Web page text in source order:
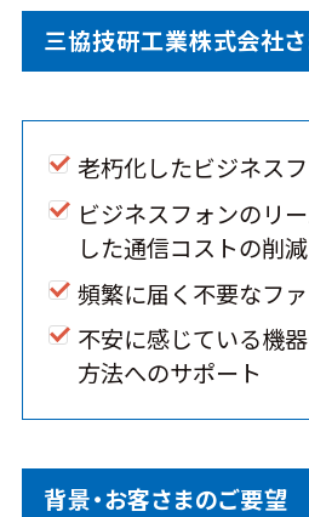
三協技研工業株式会社
老朽化したビジネス
ビジネスフォンのリ
した通信コストの削減
頻繁に届く不要なフ
不安に感じている機
方法へのサポート
背景・お客さまのご要望